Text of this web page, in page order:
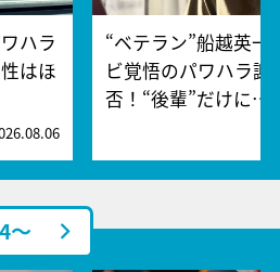
ハラ
はほ
“ベテラン”船越英一
ビ覚悟のパワハラ謝
否！“後輩”だけに…
～